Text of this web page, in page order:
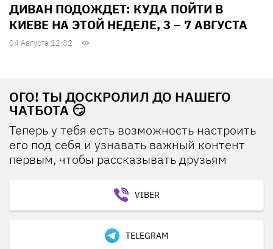
ДИВАН ПОДОЖДЕТ: КУДА ПОЙТИ В
КИЕВЕ НА ЭТОЙ НЕДЕЛЕ, 3 – 7 АВГУСТА
04 Августа 12:32
ОГО! ТЫ ДОСКРОЛИЛ ДО НАШЕГО
ЧАТБОТА 😏
Теперь у тебя есть возможность настроить
его под себя и узнавать важный контент
первым, чтобы рассказывать друзьям
VIBER
TELEGRAM